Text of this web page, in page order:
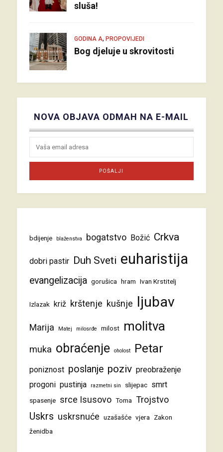
sluša!
GODINA A, PROPOVIJEDI
Bog djeluje u skrovitosti
NOVA OBJAVA ODMAH NA E-MAIL
bdijenje blaženstva bogatstvo Božić Crkva
dobri pastir Duh Sveti euharistija
evangelizacija gorušica hram Ivan Krstitelj
Izlazak križ krštenje kušnje ljubav
Marija Matej milosrđe milost molitva
muka obraćenje oholost Petar
poniznost poslanje poziv preobraženje
progoni pustinja razmetni sin slijepac smrt
spasenje srce Isusovo Toma Trojstvo
Uskrs uskrsnuće uzašašće vjera Zakon
ženidba